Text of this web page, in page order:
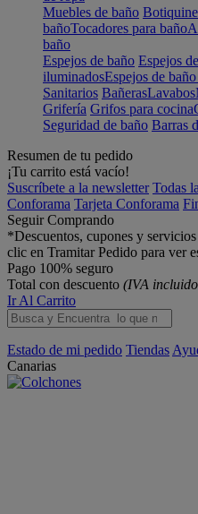
Muebles de baño
bañoTocadores para baño
baño
Espejos de baño Espejos
iluminadosEspejos de
Sanitarios BañerasLavabos
Grifería Grifos para cocina
Seguridad de baño Barras
Resumen de tu pedido
¡Tu carrito está vacío!
Suscríbete a la newsletter Todas
Conforama Tarjeta Conforama
Seguir Comprando
*Descuentos, cupones y
clic en Tramitar Pedido para ver
Pago 100% seguro
Total con descuento (IVA
Ir Al Carrito
Estado de mi pedido Tiendas
Canarias